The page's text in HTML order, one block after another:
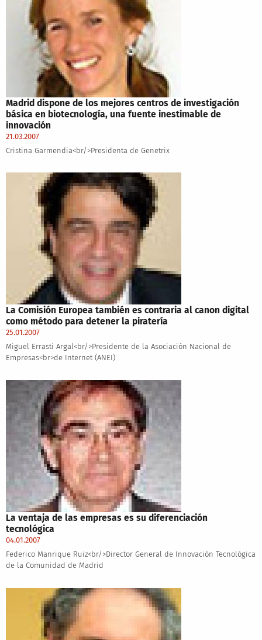
Madrid dispone de los mejores centros de investigación
básica en biotecnología, una fuente inestimable de
innovación
21.03.2007
Cristina Garmendia<br/>Presidenta de Genetrix
La Comisión Europea también es contraria al canon digital
como método para detener la piratería
25.01.2007
Miguel Errasti Argal<br/>Presidente de la Asociación Nacional de
Empresas<br>de Internet (ANEI)
La ventaja de las empresas es su diferenciación
tecnológica
04.01.2007
Federico Manrique Ruiz<br/>Director General de Innovación Tecnológica
de la Comunidad de Madrid